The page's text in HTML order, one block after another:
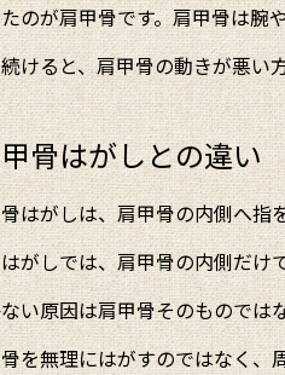
のが肩甲骨です。肩甲骨は腕
けると、肩甲骨の動きが悪
骨はがしとの違い
はがしは、肩甲骨の内側へ指
がしでは、肩甲骨の内側だけ
い原因は肩甲骨そのものでは
を無理にはがすのではなく、